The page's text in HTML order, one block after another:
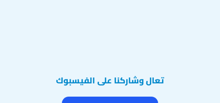
تعال وشاركنا على الفيسبوك